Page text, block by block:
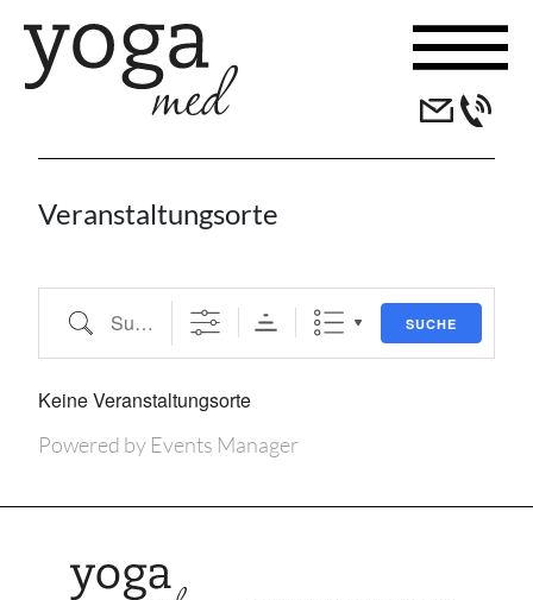
Skip to content
Veranstaltungsorte
Suche SUCHE
Keine Veranstaltungsorte
Powered by Events Manager